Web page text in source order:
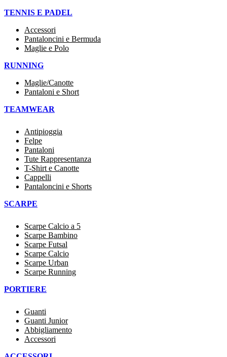
TENNIS E PADEL
Accessori
Pantaloncini e Bermuda
Maglie e Polo
RUNNING
Maglie/Canotte
Pantaloni e Short
TEAMWEAR
Antipioggia
Felpe
Pantaloni
Tute Rappresentanza
T-Shirt e Canotte
Cappelli
Pantaloncini e Shorts
SCARPE
Scarpe Calcio a 5
Scarpe Bambino
Scarpe Futsal
Scarpe Calcio
Scarpe Urban
Scarpe Running
PORTIERE
Guanti
Guanti Junior
Abbigliamento
Accessori